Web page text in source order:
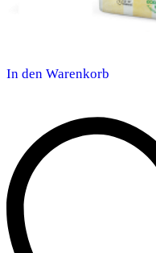
In den Warenkorb